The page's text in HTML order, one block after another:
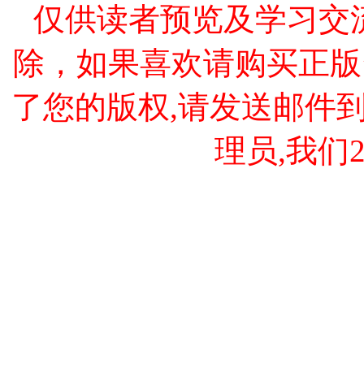
仅供读者预览及学习交
除，如果喜欢请购买正
了您的版权,请发送邮件
理员,我们